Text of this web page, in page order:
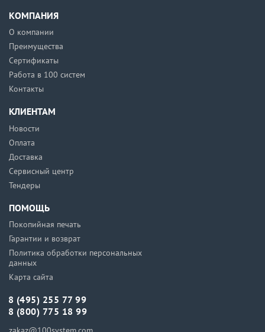
КОМПАНИЯ
О компании
Преимущества
Сертификаты
Работа в 100 систем
Контакты
КЛИЕНТАМ
Новости
Оплата
Доставка
Сервисный центр
Тендеры
ПОМОЩЬ
Покопийная печать
Гарантии и возврат
Политика обработки персональных
данных
Карта сайта
8 (495) 255 77 99
8 (800) 775 18 99